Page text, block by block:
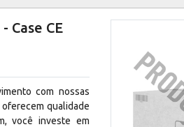
Case CE
com nossas
qualidade
você investe em